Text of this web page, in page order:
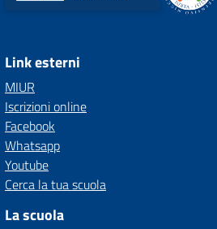
Link esterni
MIUR
Iscrizioni online
Facebook
Whatsapp
Youtube
Cerca la tua scuola
La scuola